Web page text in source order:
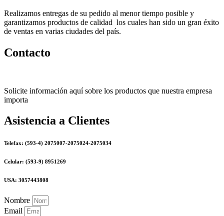
Realizamos entregas de su pedido al menor tiempo posible y
garantizamos productos de calidad los cuales han sido un gran éxito
de ventas en varias ciudades del país.
Contacto
Solicite información aquí sobre los productos que nuestra empresa
importa
Asistencia a Clientes
Telefax: (593-4) 2075007-2075024-2075034
Celular: (593-9) 8951269
USA: 3057443808
Nombre
Email